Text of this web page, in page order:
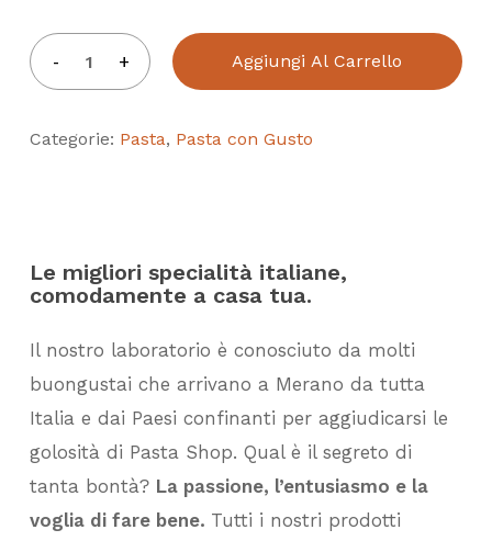
Aggiungi Al Carrello
Categorie: Pasta, Pasta con Gusto
Le migliori specialità italiane,
comodamente a casa tua.
Il nostro laboratorio è conosciuto da molti
buongustai che arrivano a Merano da tutta
Italia e dai Paesi confinanti per aggiudicarsi le
golosità di Pasta Shop. Qual è il segreto di
tanta bontà? La passione, l’entusiasmo e la
voglia di fare bene. Tutti i nostri prodotti